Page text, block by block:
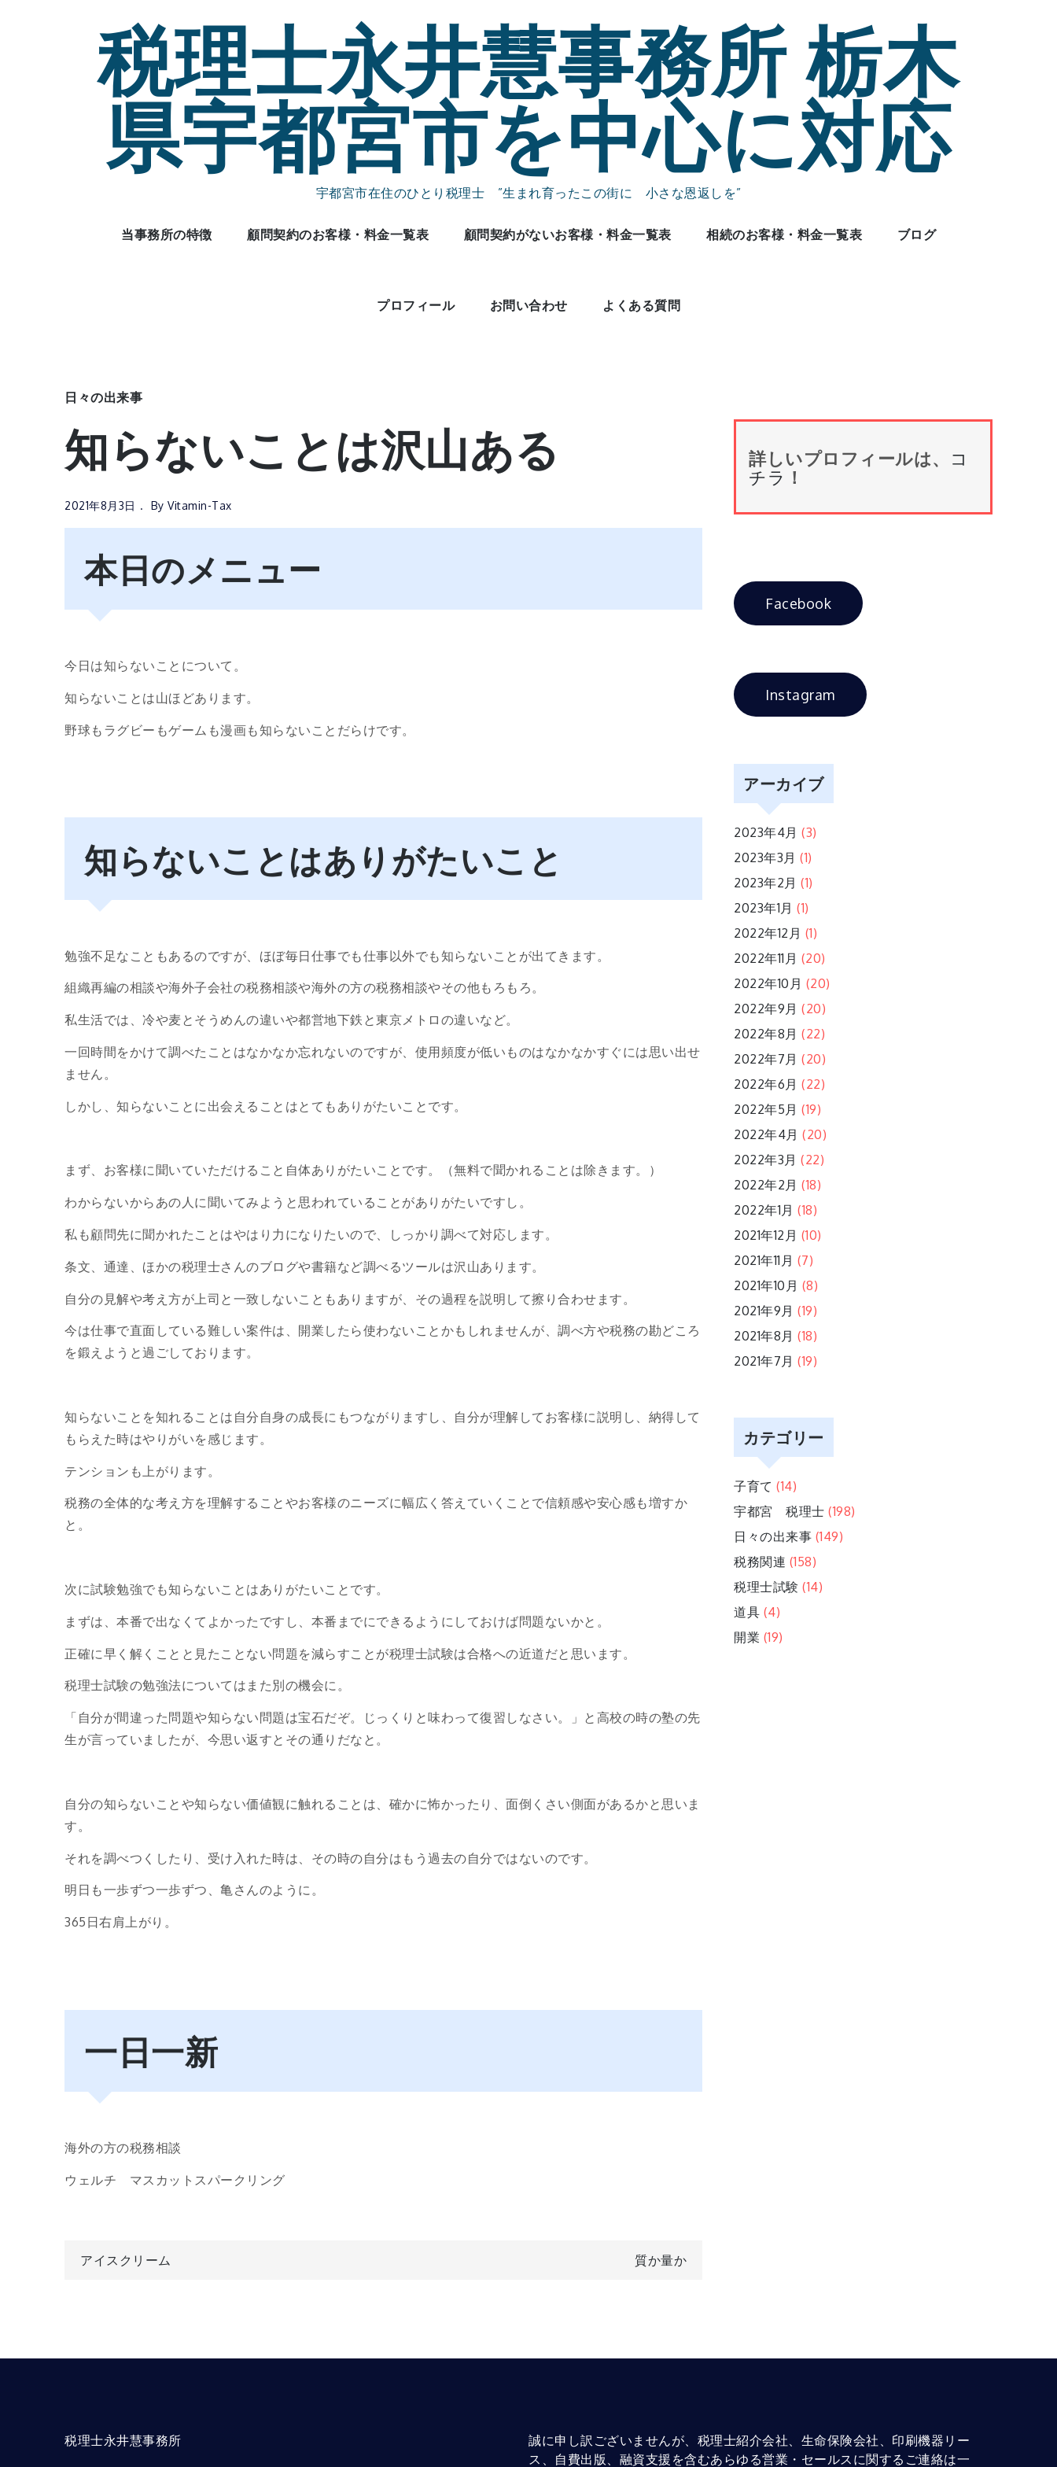
税理士永井慧事務所 栃木
県宇都宮市を中心に対応
宇都宮市在住のひとり税理士 ”生まれ育ったこの街に 小さな恩返しを”
当事務所の特徴 顧問契約のお客様・料金一覧表 顧問契約がないお客様・料金一覧表 相続のお客様・料金一覧表 ブログ
プロフィール お問い合わせ よくある質問
日々の出来事
知らないことは沢山ある
2021年8月3日 By Vitamin-Tax
本日のメニュー
今日は知らないことについて。
知らないことは山ほどあります。
野球もラグビーもゲームも漫画も知らないことだらけです。
知らないことはありがたいこと
勉強不足なこともあるのですが、ほぼ毎日仕事でも仕事以外でも知らないことが出てきます。
組織再編の相談や海外子会社の税務相談や海外の方の税務相談やその他もろもろ。
私生活では、冷や麦とそうめんの違いや都営地下鉄と東京メトロの違いなど。
一回時間をかけて調べたことはなかなか忘れないのですが、使用頻度が低いものはなかなかすぐには思い出せ
ません。
しかし、知らないことに出会えることはとてもありがたいことです。
まず、お客様に聞いていただけること自体ありがたいことです。（無料で聞かれることは除きます。）
わからないからあの人に聞いてみようと思われていることがありがたいですし。
私も顧問先に聞かれたことはやはり力になりたいので、しっかり調べて対応します。
条文、通達、ほかの税理士さんのブログや書籍など調べるツールは沢山あります。
自分の見解や考え方が上司と一致しないこともありますが、その過程を説明して擦り合わせます。
今は仕事で直面している難しい案件は、開業したら使わないことかもしれませんが、調べ方や税務の勘どころ
を鍛えようと過ごしております。
知らないことを知れることは自分自身の成長にもつながりますし、自分が理解してお客様に説明し、納得して
もらえた時はやりがいを感じます。
テンションも上がります。
税務の全体的な考え方を理解することやお客様のニーズに幅広く答えていくことで信頼感や安心感も増すか
と。
次に試験勉強でも知らないことはありがたいことです。
まずは、本番で出なくてよかったですし、本番までにできるようにしておけば問題ないかと。
正確に早く解くことと見たことない問題を減らすことが税理士試験は合格への近道だと思います。
税理士試験の勉強法についてはまた別の機会に。
「自分が間違った問題や知らない問題は宝石だぞ。じっくりと味わって復習しなさい。」と高校の時の塾の先
生が言っていましたが、今思い返すとその通りだなと。
自分の知らないことや知らない価値観に触れることは、確かに怖かったり、面倒くさい側面があるかと思いま
す。
それを調べつくしたり、受け入れた時は、その時の自分はもう過去の自分ではないのです。
明日も一歩ずつ一歩ずつ、亀さんのように。
365日右肩上がり。
一日一新
海外の方の税務相談
ウェルチ マスカットスパークリング
投
ナ
ゲ
アイスクリーム 質か量か
詳しいプロフィールは、
コ
チラ ！
Facebook
Instagram
アーカイブ
2023年4月 (3)
2023年3月 (1)
2023年2月 (1)
2023年1月 (1)
2022年12月 (1)
2022年11月 (20)
2022年10月 (20)
2022年9月 (20)
2022年8月 (22)
2022年7月 (20)
2022年6月 (22)
2022年5月 (19)
2022年4月 (20)
2022年3月 (22)
2022年2月 (18)
2022年1月 (18)
2021年12月 (10)
2021年11月 (7)
2021年10月 (8)
2021年9月 (19)
2021年8月 (18)
2021年7月 (19)
カテゴリー
子育て (14)
宇都宮 税理士 (198)
日々の出来事 (149)
税務関連 (158)
税理士試験 (14)
道具 (4)
開業 (19)
税理士永井慧事務所
誠に申し訳ございませんが、税理士紹介会社、生命保険会社、印刷機器リー
ス、自費出版、融資支援を含むあらゆる営業・セールスに関するご連絡は一